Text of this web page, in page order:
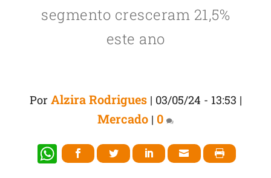
segmento cresceram 21,5%
este ano
Por Alzira Rodrigues| 03/05/24 - 13:53 |
Mercado | 0
W